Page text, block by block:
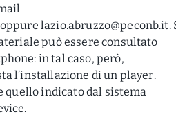
lazio.abruzzo@peconb.it.
può essere consultato
in tal caso, però,
l’installazione di un player.
quello indicato dal sistema